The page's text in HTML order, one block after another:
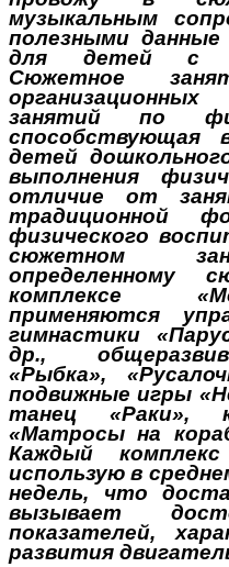
музыкальным
полезными
для детей с
Сюжетное
занятий по
способствующая
детей
выполнения
отличие от
традиционной
физического
сюжетном
определенному
комплексе
применяются
гимнастики
др.,
«Рыбка»,
подвижные игры
танец «Раки»,
«Матросы на
Каждый
использую в
недель, что
вызывает
показателей,
развития